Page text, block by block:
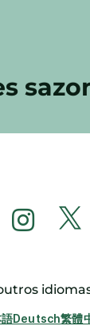
Deutsch繁體